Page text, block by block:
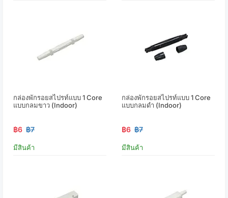
กล่องพักรอยสไปรท์แบบ 1 Core
แบบกลมขาว (Indoor)
฿6 ฿7
มีสินค้า
กล่องพักรอยสไปรท์แบบ 1 Core
แบบกลมดำ (Indoor)
฿6 ฿7
มีสินค้า